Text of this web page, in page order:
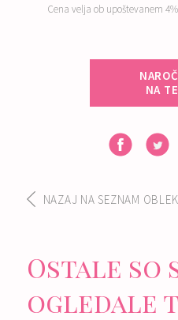
Cena velja ob upoštevanem
NA
NAZAJ NA SEZNAM OBLEK
Ostale so
ogledale